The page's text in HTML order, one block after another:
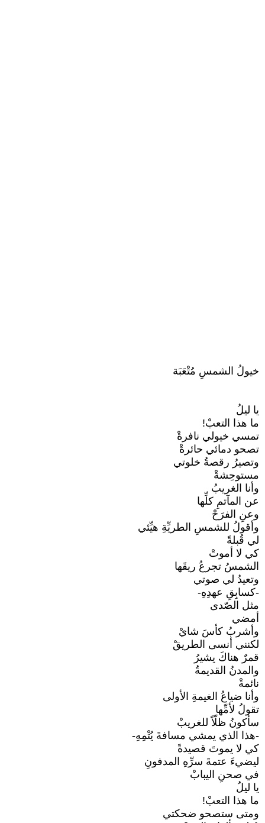
خيولُ الشمسِ مُتْعَبَة
يا ليلُ
ما هذا التعبْ!
تمسي خيولي نافرةْ
تصحو دمائي حائرةْ
وتصيرُ رقصةُ خلوتي
مستوحِشةْ
وأنا الغريبُ
عن المآتمِ كلِّها
وعنِ الفرَحْ
وأقولُ للشمسِ الطريِّةِ هيِّئي
لي قُبلةً
كي لا أموتْ
الشمسُ تجرعُ ريقَها
وتعيدُ لي صوتي
-كسابِقِ عهدِهِ-
مثل الصّدى
أمضي
وأشربُ كأسَ شايْ
لكنني أنسى الطريقْ
قمرٌ هناكَ يشيرُ
والمدنُ القديمةُ
نائمةْ
وأنا ضياعُ الغيمةِ الأولى
تقولُ لأمِّها
سأكونُ ظلّاً للغريبْ
-هذا الذي يمشي مسافةَ يُتْمِهِ-
كي لا يموتَ قصيدةً
ليضيءَ عتمةَ سرِّهِ المدفونِ
في صحنِ اليبابْ
يا ليلُ
ما هذا التعبْ!
ومتى ستصحو ضحكتي